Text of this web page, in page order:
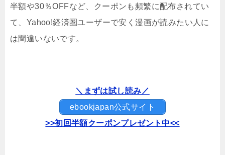
半額や30％OFFなど、クーポンも頻繁に配布されてい
て、Yahoo!経済圏ユーザーで安く漫画が読みたい人に
は間違いないです。
＼まずは試し読み／
ebookjapan公式サイト
>>初回半額クーポンプレゼント中<<